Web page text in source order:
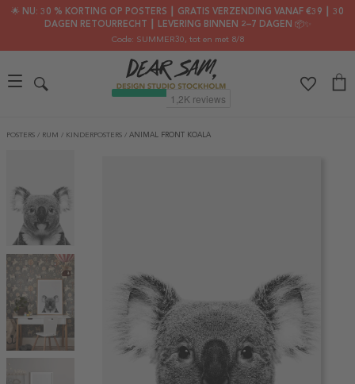
🌟 NU: 30 % KORTING OP POSTERS ┃ GRATIS VERZENDING VANAF €39 ┃ 30
DAGEN RETOURRECHT ┃ LEVERING BINNEN 2–7 DAGEN 📦✨
Code: SUMMER30, tot en met 8/8
POSTERS / RUM / KINDERPOSTERS / ANIMAL FRONT KOALA